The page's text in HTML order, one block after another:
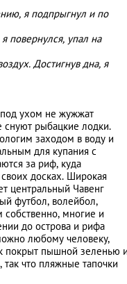
я подпрыгнул и по
повернулся, упал на
Достигнув дна, я
под ухом не жужжат
рыбацкие лодки.
заходом в воду и
для купания с
за риф, куда
досках. Широкая
центральный Чавенг
футбол, волейбол,
многие и
до острова и рифа
любому человеку,
покрыт пышной зеленью
что пляжные тапочки